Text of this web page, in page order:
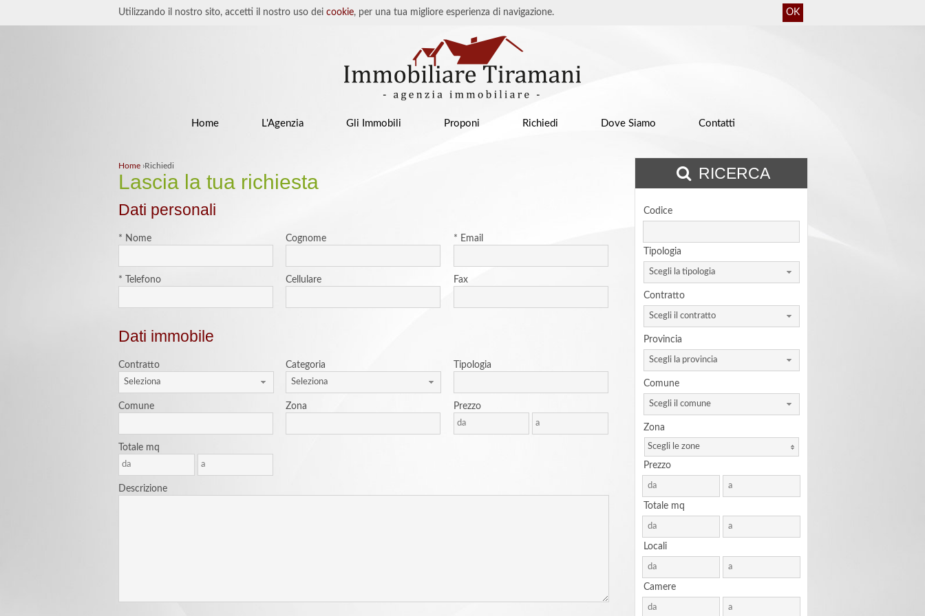
Utilizzando il nostro sito, accetti il nostro uso dei cookie, per una tua migliore esperienza di navigazione. OK
Home L'Agenzia Gli Immobili Proponi Richiedi Dove Siamo Contatti
Home ›Richiedi
Lascia la tua richiesta
Dati personali
* Nome Cognome * Email
* Telefono Cellulare Fax
Dati immobile
Contratto
Seleziona
Categoria
Seleziona
Tipologia
Comune Zona Prezzo
Totale mq
Descrizione
RICERCA
Codice
Tipologia
Scegli la tipologia
Contratto
Scegli il contratto
Provincia
Scegli la provincia
Comune
Scegli il comune
Zona
Scegli le zone
Prezzo
Totale mq
Locali
Camere